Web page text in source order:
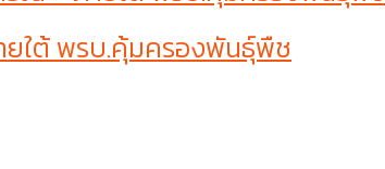
ยใต้ พรบ.คุ้มครองพันธุ์พืช